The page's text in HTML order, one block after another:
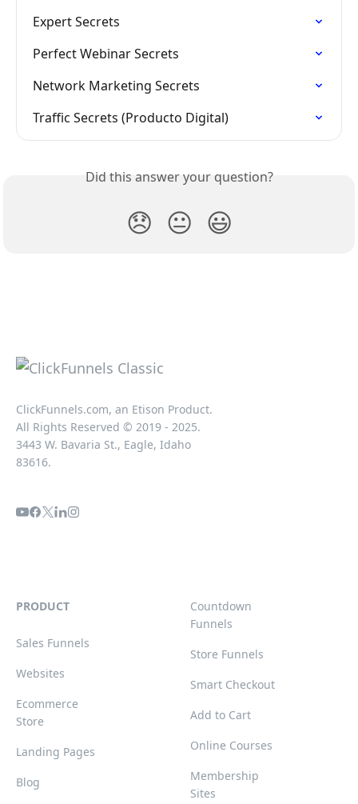
Expert Secrets
Perfect Webinar Secrets
Network Marketing Secrets
Traffic Secrets (Producto Digital)
Did this answer your question?
😞 😐 😃
ClickFunnels.com, an Etison Product.
All Rights Reserved © 2019 - 2025.
3443 W. Bavaria St., Eagle, Idaho
83616.
PRODUCT
Sales Funnels
Websites
Ecommerce
Store
Landing Pages
Blog
Countdown
Funnels
Store Funnels
Smart Checkout
Add to Cart
Online Courses
Membership
Sites